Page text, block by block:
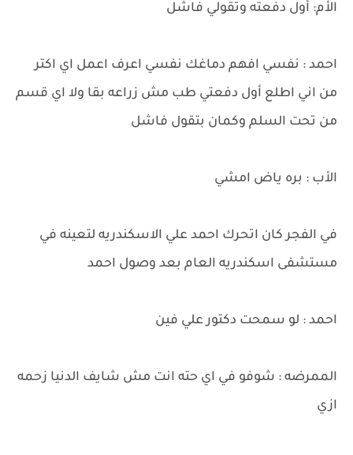
الأم: أول دفعته وتقولي فاشل
احمد : نفسي افهم دماغك نفسي اعرف اعمل اي اكتر
من اني اطلع أول دفعتي طب مش زراعه بقا ولا اي قسم
من تحت السلم وكمان بتقول فاشل
الأب : بره ياض امشي
في الفجر كان اتحرك احمد علي الاسكندريه لتعينه في
مستشفى اسكندريه العام بعد وصول احمد
احمد : لو سمحت دكتور علي فين
الممرضه : شوفو في اي حته انت مش شايف الدنيا زحمه
ازي